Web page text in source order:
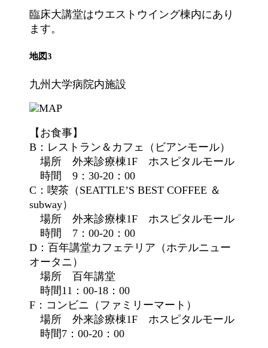
臨床大講堂はウエストウイング棟内にあり
ます。
地図3
九州大学病院内施設
【お食事】
B：レストラン＆カフェ（ビアンモール）
場所 外来診療棟1F ホスピタルモール
時間 9：30‐20：00
C：喫茶（SEATTLE’S BEST COFFEE ＆
subway）
場所 外来診療棟1F ホスピタルモール
時間 7：00‐20：00
D：百年講堂カフェテリア（ホテルニュー
オータニ）
場所 百年講堂
時間11：00‐18：00
F：コンビニ（ファミリーマート）
場所 外来診療棟1F ホスピタルモール
時間7：00‐20：00